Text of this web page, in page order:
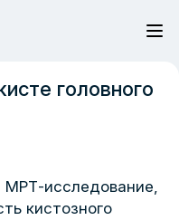
головного
МРТ-исследование,
кистозного